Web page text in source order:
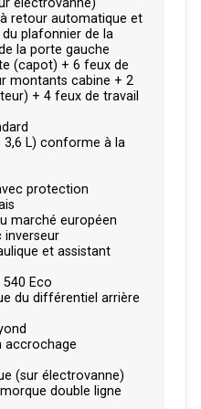
retour automatique et
plafonnier de la
la porte gauche
(capot) + 6 feux de
montants cabine + 2
+ 4 feux de travail
3,6 L) conforme à la
protection
marché européen
inverseur
et assistant
Eco
du différentiel arrière
accrochage
(sur électrovanne)
double ligne